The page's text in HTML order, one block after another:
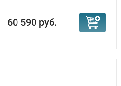
60 590 руб.